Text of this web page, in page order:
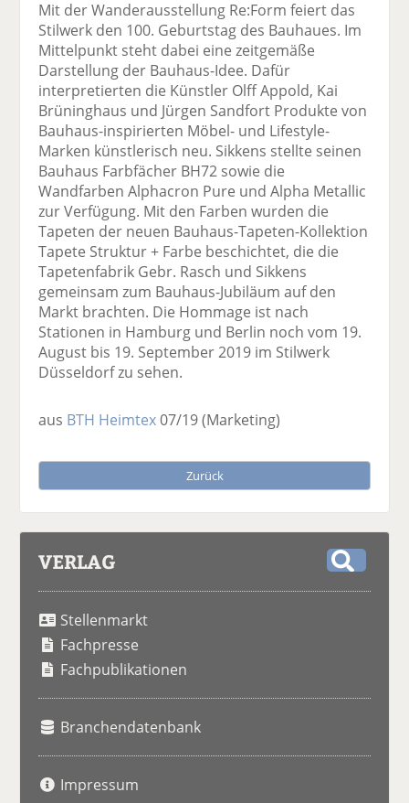
Mit der Wanderausstellung Re:Form feiert das
Stilwerk den 100. Geburtstag des Bauhaues. Im
Mittelpunkt steht dabei eine zeitgemäße
Darstellung der Bauhaus-Idee. Dafür
interpretierten die Künstler Olff Appold, Kai
Brüninghaus und Jürgen Sandfort Produkte von
Bauhaus-inspirierten Möbel- und Lifestyle-
Marken künstlerisch neu. Sikkens stellte seinen
Bauhaus Farbfächer BH72 sowie die
Wandfarben Alphacron Pure und Alpha Metallic
zur Verfügung. Mit den Farben wurden die
Tapeten der neuen Bauhaus-Tapeten-Kollektion
Tapete Struktur + Farbe beschichtet, die die
Tapetenfabrik Gebr. Rasch und Sikkens
gemeinsam zum Bauhaus-Jubiläum auf den
Markt brachten. Die Hommage ist nach
Stationen in Hamburg und Berlin noch vom 19.
August bis 19. September 2019 im Stilwerk
Düsseldorf zu sehen.
aus BTH Heimtex07/19(Marketing)
Zurück
VERLAG
Stellenmarkt
Fachpresse
Fachpublikationen
Branchendatenbank
Impressum